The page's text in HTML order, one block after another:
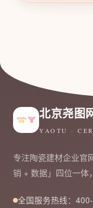
北京尧图
YAOTU ·
专注陶瓷建材企业官
销 + 数据」四位一体
全国服务热线：